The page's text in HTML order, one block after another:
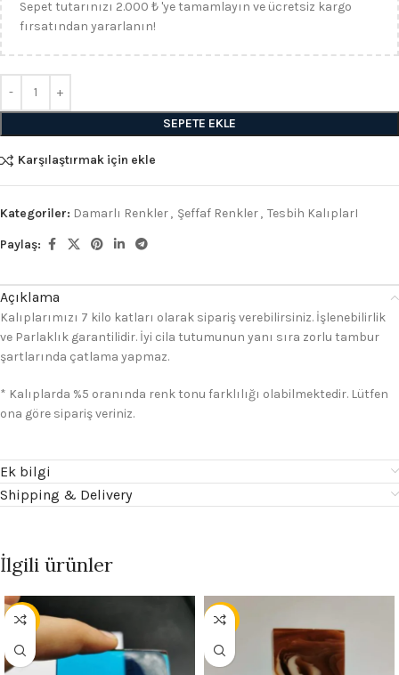
Sepet tutarınızı 2.000 ₺ 'ye tamamlayın ve ücretsiz kargo
fırsatından yararlanın!
SEPETE EKLE
Karşılaştırmak için ekle
Kategoriler: Damarlı Renkler, Şeffaf Renkler, Tesbih KalıplarI
Paylaş:
Açıklama
Kalıplarımızı 7 kilo katları olarak sipariş verebilirsiniz. İşlenebilirlik
ve Parlaklık garantilidir. İyi cila tutumunun yanı sıra zorlu tambur
şartlarında çatlama yapmaz.
* Kalıplarda %5 oranında renk tonu farklılığı olabilmektedir. Lütfen
ona göre sipariş veriniz.
Ek bilgi
Shipping & Delivery
İlgili ürünler
- 13% - 30%